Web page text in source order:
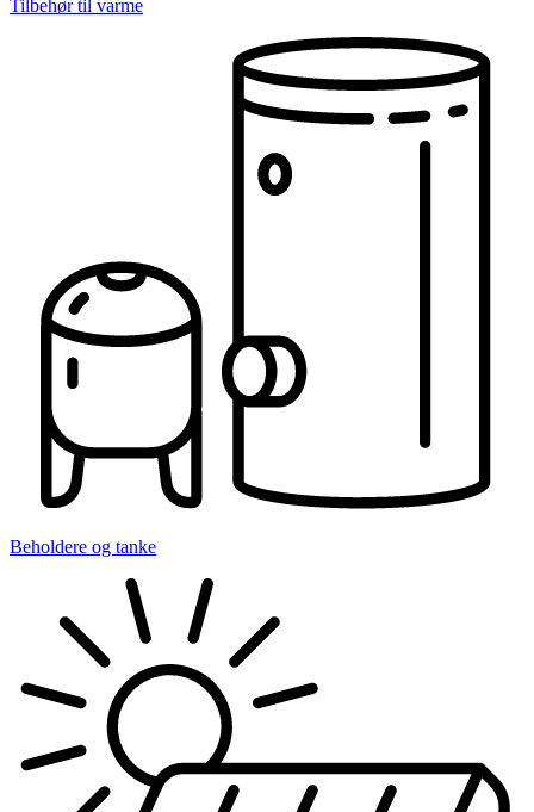
Tilbehør til varme
Beholdere og tanke